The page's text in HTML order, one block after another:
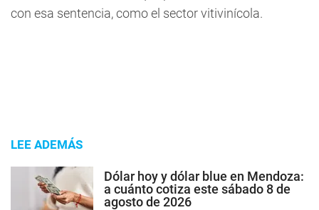
con esa sentencia, como el sector vitivinícola.
LEE ADEMÁS
Dólar hoy y dólar blue en Mendoza:
a cuánto cotiza este sábado 8 de
agosto de 2026